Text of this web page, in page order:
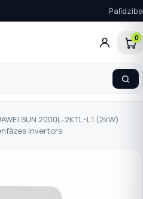
Palīdzība
0
SUN 2000L-2KTL-L1 (2kW)
invertors